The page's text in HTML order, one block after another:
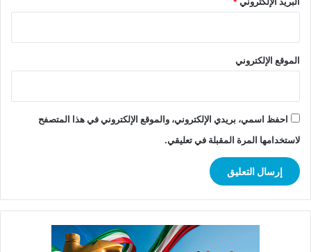
الموقع الإلكتروني
احفظ اسمي، بريدي الإلكتروني، والموقع الإلكتروني في هذا المتصفح
لاستخدامها المرة المقبلة في تعليقي.